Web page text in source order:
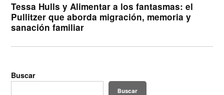
Tessa Hulls y Alimentar a los fantasmas: el
Pullitzer que aborda migración, memoria y
sanación familiar
Buscar
Buscar